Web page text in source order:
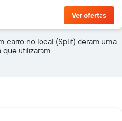
Ver ofertas
carro no local (Split) deram uma
que utilizaram.